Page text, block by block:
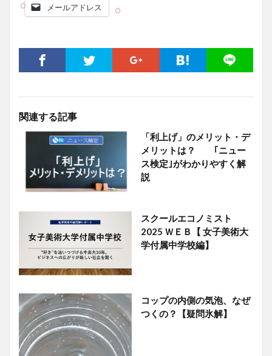
メールアドレス
関連する記事
「利上げ」のメリット・デ
メリットは？ ｢ニュー
ス検定｣がわかりやすく解
説
スクールエコノミスト
2025 ＷＥＢ【 女子美術大
学付属中学校編】
コップの内側の気泡、なぜ
つくの？【疑問氷解】